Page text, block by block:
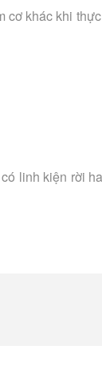
cơ khác khi
linh kiện rời